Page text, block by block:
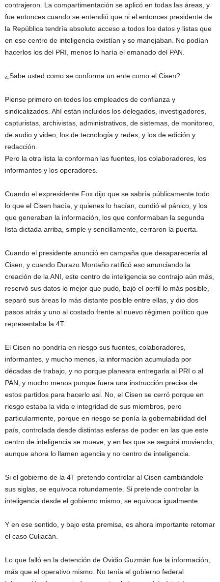
contrajeron. La compartimentación se aplicó en todas las áreas, y
fue entonces cuando se entendió que ni el entonces presidente de
la República tendría absoluto acceso a todos los datos y listas que
en ese centro de inteligencia existían y se manejaban. No podían
hacerlos los del PRI, menos lo haría el emanado del PAN.
¿Sabe usted como se conforma un ente como el Cisen?
Piense primero en todos los empleados de confianza y
sindicalizados. Ahí están incluidos los delegados, investigadores,
capturistas, archivistas, administrativos, de sistemas, de monitoreo,
de audio y video, los de tecnología y redes, y los de edición y
redacción.
Pero la otra lista la conforman las fuentes, los colaboradores, los
informantes y los operadores.
Cuando el expresidente Fox dijo que se sabría públicamente todo
lo que el Cisen hacía, y quienes lo hacían, cundió el pánico, y los
que generaban la información, los que conformaban la segunda
lista dictada arriba, simple y sencillamente, cerraron la puerta.
Cuando el presidente anunció en campaña que desaparecería al
Cisen, y cuando Durazo Montaño ratificó eso anunciando la
creación de la ANI, este centro de inteligencia se contrajo aún más,
reservó sus datos lo mejor que pudo, bajó el perfil lo más posible,
separó sus áreas lo más distante posible entre ellas, y dio dos
pasos atrás y uno al costado frente al nuevo régimen político que
representaba la 4T.
El Cisen no pondría en riesgo sus fuentes, colaboradores,
informantes, y mucho menos, la información acumulada por
décadas de trabajo, y no porque planeara entregarla al PRI o al
PAN, y mucho menos porque fuera una instrucción precisa de
estos partidos para hacerlo asi. No, el Cisen se cerró porque en
riesgo estaba la vida e integridad de sus miembros, pero
particularmente, porque en riesgo se ponía la gobernabilidad del
país, controlada desde distintas esferas de poder en las que este
centro de inteligencia se mueve, y en las que se seguirá moviendo,
aunque ahora lo llamen agencia y no centro de inteligencia.
Si el gobierno de la 4T pretendo controlar al Cisen cambiándole
sus siglas, se equivoca rotundamente. Si pretende controlar la
inteligencia desde el gobierno mismo, se equivoca igualmente.
Y en ese sentido, y bajo esta premisa, es ahora importante retomar
el caso Culiacán.
Lo que falló en la detención de Ovidio Guzmán fue la información,
más que el operativo mismo. No tenía el gobierno federal